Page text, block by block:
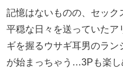
記憶はないものの、セック
平穏な日々を送っていたア
ギを握るウサギ耳男のラ
が始まっちゃう…3Pも楽し